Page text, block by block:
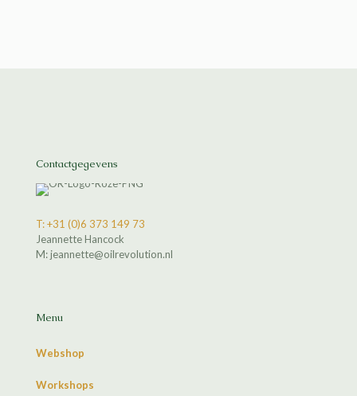
Contactgegevens
T: +31 (0)6 373 149 73
Jeannette Hancock
M: jeannette@oilrevolution.nl
Menu
Webshop
Workshops